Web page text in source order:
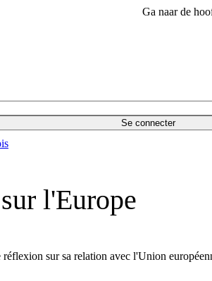
Ga naar de
Se connecter
l'Europe
sur sa relation avec l'Union